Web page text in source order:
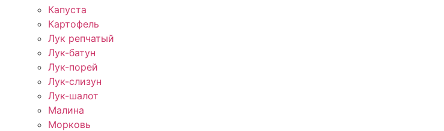
Капуста
Картофель
Лук репчатый
Лук-батун
Лук-порей
Лук-слизун
Лук-шалот
Малина
Морковь